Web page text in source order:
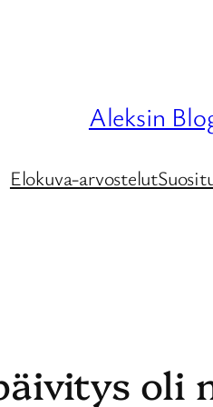
Aleksin
Elokuva-arvostelut
oli